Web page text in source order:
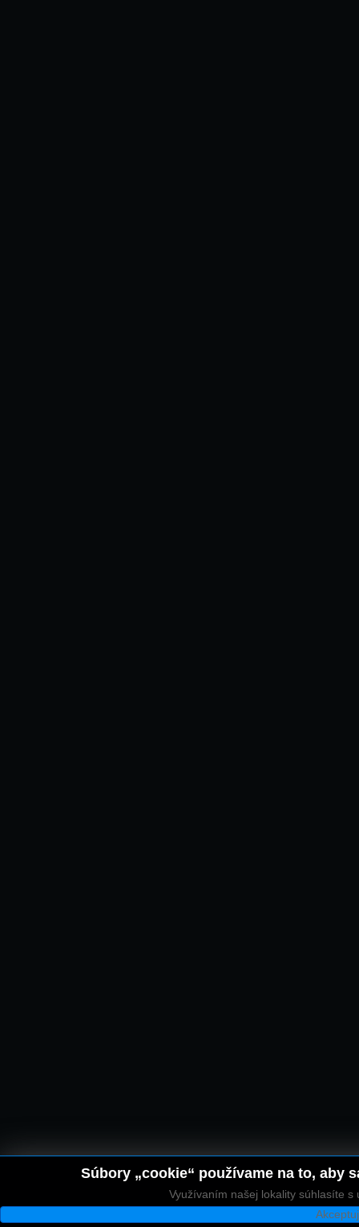
Súbory „cookie“ používame na to, aby
Využívaním našej lokality súhlasíte s